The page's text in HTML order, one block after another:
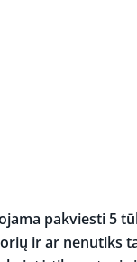
pakviesti 5
ir ar nenutiks